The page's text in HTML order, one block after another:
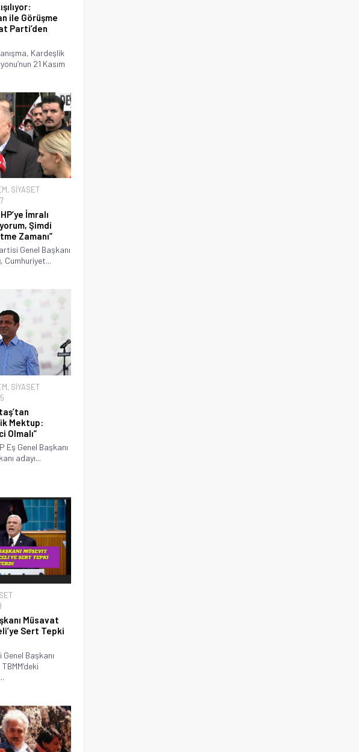
ile Görüşme
Parti’den
Kardeşlik
21 Kasım
, SİYASET
İmralı
Şimdi
Zamanı”
Genel Başkanı
Cumhuriyet...
, SİYASET
Mektup:
Olmalı”
Eş Genel Başkanı
adayı...
Müsavat
Sert Tepki
Genel Başkanı